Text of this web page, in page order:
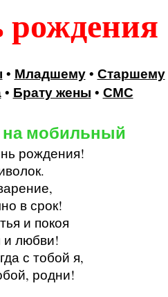
рождения
• Младшему• Старшему
• Брату жены • СМС
на мобильный
рождения!
в срок!
и покоя
любви!
с тобой я,
родни!